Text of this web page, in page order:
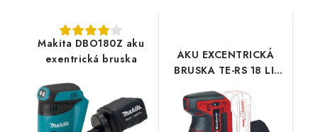
Makita DBO180Z aku
exentrická bruska
AKU EXCENTRICKÁ
BRUSKA TE-RS 18 LI-